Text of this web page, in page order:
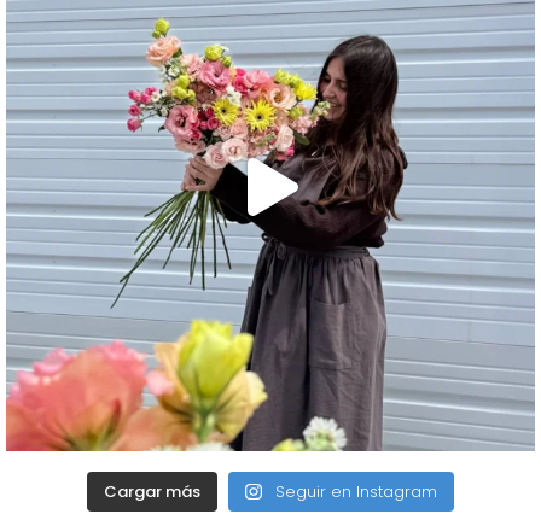
Cargar más Seguir en Instagram